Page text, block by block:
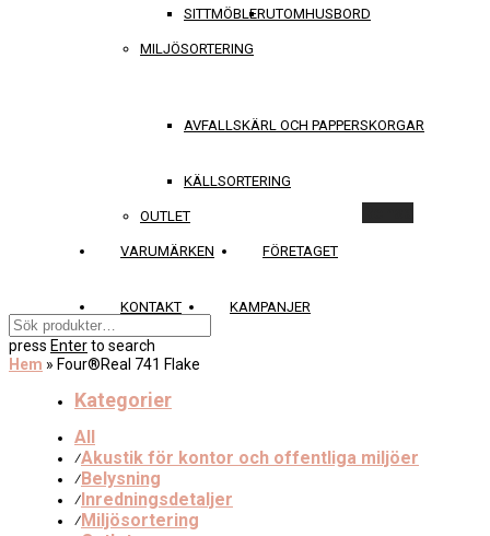
SITTMÖBLERUTOMHUSBORD
MILJÖSORTERING
AVFALLSKÄRL OCH PAPPERSKORGAR
KÄLLSORTERING
OUTLET
VARUMÄRKEN FÖRETAGET
KONTAKT KAMPANJER
press Enterto search
Hem » Four®Real 741 Flake
Kategorier
All
⁄Akustik för kontor och offentliga miljöer
⁄Belysning
⁄Inredningsdetaljer
⁄Miljösortering